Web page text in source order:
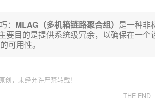
： MLAG（多机箱链路聚合组） 是一种非
要目的是提供系统级冗余，以确保在一个
可用性。
创，未经允许严禁转载！
THE END